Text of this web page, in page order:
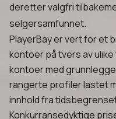
deretter valgfri
selgersamfunnet.
PlayerBay er vert for et
kontoer på tvers av
kontoer med
rangerte profiler lastet
innhold fra
Konkurransedyktige